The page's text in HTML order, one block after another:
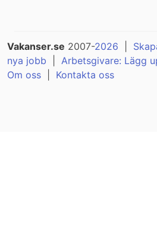
Vakanser.se 2007-2026
nya jobb
Arbetsgivare: Lägg
Om oss
Kontakta oss